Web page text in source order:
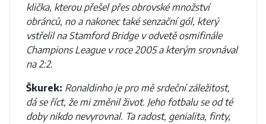
klička, kterou přešel přes obrovské množství
obránců, no a nakonec také senzační gól, který
vstřelil na Stamford Bridge v odvetě osmifinále
Champions League v roce 2005 a kterým srovnával
na 2:2.
Škurek: Ronaldinho je pro mě srdeční záležitost,
dá se říct, že mi změnil život. Jeho fotbalu se od té
doby nikdo nevyrovnal. Ta radost, genialita, finty,